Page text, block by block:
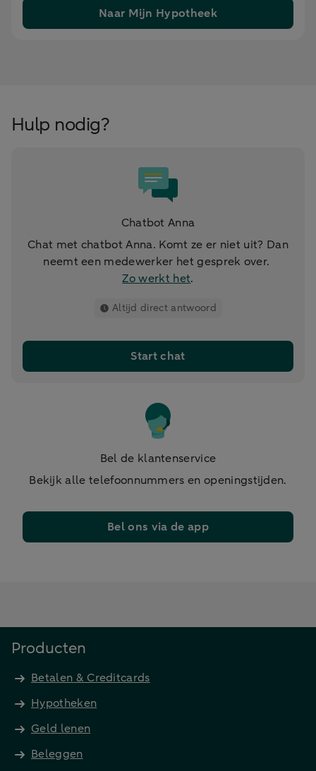
Naar Mijn Hypotheek
Hulp nodig?
Chatbot Anna
Chat met chatbot Anna. Komt ze er niet uit? Dan
neemt een medewerker het gesprek over.
Zo werkt het.
Altijd direct antwoord
Start chat
Bel de klantenservice
Bekijk alle telefoonnummers en openingstijden.
Bel ons via de app
Producten
Betalen & Creditcards
Hypotheken
Geld lenen
Beleggen